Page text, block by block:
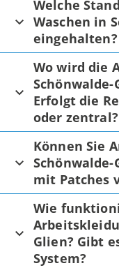
Welche
Waschen in
eingehalten?
Wo wird die
Schönwalde-
Erfolgt die
oder zentral?
Können Sie
mit Patches
Wie
Glien? Gibt
System?